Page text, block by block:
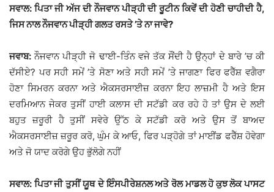
ਸਵਾਲ: ਪਿਤਾ ਜੀ ਅੱਜ ਦੀ ਨੌਜਵਾਨ ਪੀੜ੍ਹੀ ਦੀ ਰੂਟੀਨ ਕਿਵੇਂ ਦੀ ਹੋਣੀ ਚਾਹੀਦੀ ਹੈ,
ਜਿਸ ਨਾਲ ਨੌਜਵਾਨ ਪੀੜ੍ਹੀ ਗਲਤ ਰਸਤੇ ’ਤੇ ਨਾ ਜਾਵੇ?
ਜਵਾਬ: ਨੌਜਵਾਨ ਪੀੜ੍ਹੀ ਜੋ ਢਾਈ-ਤਿੰਨ ਵਜੇ ਤੱਕ ਸੌਂਦੀ ਹੈ ਉਨ੍ਹਾਂ ਦੇ ਬਾਰੇ ’ਚ ਕੀ
ਦੱਸੀਏ? ਪਰ ਸਹੀ ਸਮੇਂ ’ਤੇ ਸੋਣਾ ਅਤੇ ਸਹੀ ਸਮੇਂ ’ਤੇ ਜਾਗਣਾ ਫਿਰ ਫਰੈੱਸ਼ ਵਗੈਰਾ
ਹੋਣਾ ਸਿਮਰਨ ਕਰਨਾ ਅਤੇ ਐਕਸਰਸਾਈਜ਼ ਕਰਨਾ ਇਹ ਲਾਜ਼ਮੀ ਹੈ ਅਤੇ ਇਸ
ਦਰਮਿਆਨ ਜੇਕਰ ਤੁਸੀਂ ਹਾਈ ਕਲਾਸ ਦੀ ਸਟੱਡੀ ਕਰ ਰਹੇ ਹੋ ਤਾਂ ਉਸ ਦੇ ਲਈ
ਬਹੁਤ ਜ਼ਰੂਰੀ ਹੈ ਤੁਸੀਂ ਸਵੇਰੇ ਉੱਠ ਕੇ ਸਟੱਡੀ ਕਰੋ ਅਤੇ ਉਸ ਤੋਂ ਬਾਅਦ
ਐਕਸਰਸਾਈਜ਼ ਜ਼ਰੂਰ ਕਰੋ, ਘੁੰਮ ਕੇ ਆਓ, ਫਿਰ ਪੜ੍ਹੋਗੇ ਤਾਂ ਮਾਈਂਡ ਫਰੈੱਸ਼ ਹੋਵੇਗਾ
ਅਤੇ ਜੋ ਯਾਦ ਕਰੋਗੇ ਉਹ ਭੁੱਲੋਗੇ ਨਹੀਂ
ਸਵਾਲ: ਪਿਤਾ ਜੀ ਤੁਸੀਂ ਯੂਥ ਦੇ ਇੰਸਪੀਰੇਸ਼ਨਲ ਅਤੇ ਰੋਲ ਮਾਡਲ ਹੋ ਕੁਝ ਲੋਕ ਪਾਸਟ